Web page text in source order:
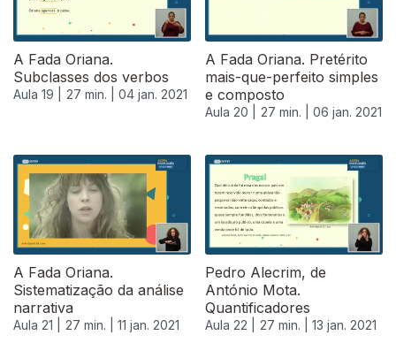
A Fada Oriana.
Subclasses dos verbos
Aula 19 | 27 min. | 04 jan. 2021
A Fada Oriana. Pretérito
mais-que-perfeito simples
e composto
Aula 20 | 27 min. | 06 jan. 2021
A Fada Oriana.
Sistematização da análise
narrativa
Aula 21 | 27 min. | 11 jan. 2021
Pedro Alecrim, de
António Mota.
Quantificadores
Aula 22 | 27 min. | 13 jan. 2021